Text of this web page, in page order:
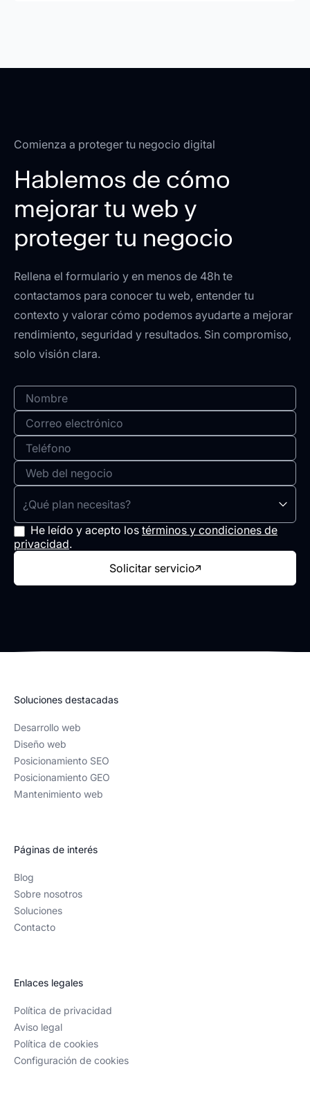
Comienza a proteger tu negocio digital
Hablemos de cómo
mejorar tu web y
proteger tu negocio
Rellena el formulario y en menos de 48h te
contactamos para conocer tu web, entender tu
contexto y valorar cómo podemos ayudarte a mejorar
rendimiento, seguridad y resultados. Sin compromiso,
solo visión clara.
Solicitar
mantenimiento
web
¿Qué plan necesitas?
He leído y acepto los términos y condiciones de
privacidad.
Solicitar servicio
Soluciones destacadas
Desarrollo web
Diseño web
Posicionamiento SEO
Posicionamiento GEO
Mantenimiento web
Páginas de interés
Blog
Sobre nosotros
Soluciones
Contacto
Enlaces legales
Política de privacidad
Aviso legal
Política de cookies
Configuración de cookies